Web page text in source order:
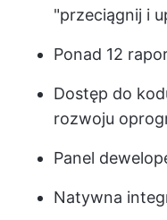
"przeciągnij i
Ponad 12
Dostęp do
rozwoju
Panel
Natywna